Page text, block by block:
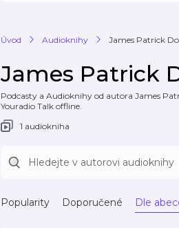
Úvod Audioknihy James Patrick
James Patrick
Podcasty a Audioknihy od autora James
Youradio Talk offline.
1 audiokniha
Popularity Doporučené Dle